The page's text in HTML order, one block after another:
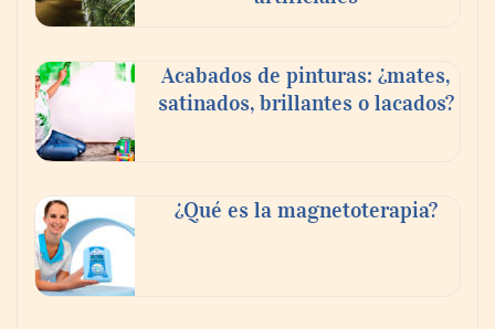
buscan proyectar talento mexicano y
fortalecer el turismo médico
Acabados de pinturas: ¿mates,
satinados, brillantes o lacados?
¿Qué es la magnetoterapia?